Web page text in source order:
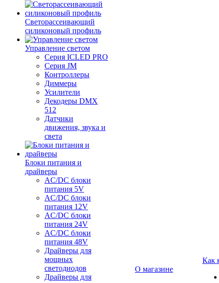
Светорассеивающий
силиконовый профиль
Управление светом
Серия ICLED PRO
Серия JM
Контроллеры
Диммеры
Усилители
Декодеры DMX
512
Датчики
движения, звука и
света
Блоки питания и
драйверы
AC/DC блоки
питания 5V
AC/DC блоки
питания 12V
AC/DC блоки
питания 24V
AC/DC блоки
питания 48V
Драйверы для
мощных
светодиодов
Драйверы для
О магазине
Как